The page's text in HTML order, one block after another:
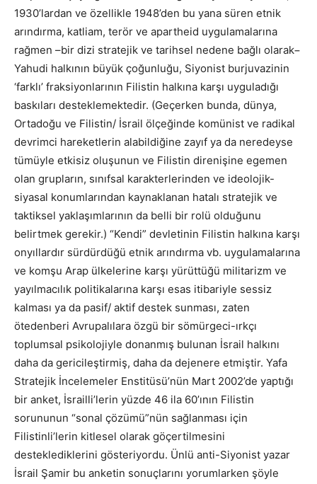
1930’lardan ve özellikle 1948’den bu yana süren etnik
arındırma, katliam, terör ve apartheid uygulamalarına
rağmen –bir dizi stratejik ve tarihsel nedene bağlı olarak−
Yahudi halkının büyük çoğunluğu, Siyonist burjuvazinin
‘farklı’ fraksiyonlarının Filistin halkına karşı uyguladığı
baskıları desteklemektedir. (Geçerken bunda, dünya,
Ortadoğu ve Filistin/ İsrail ölçeğinde komünist ve radikal
devrimci hareketlerin alabildiğine zayıf ya da neredeyse
tümüyle etkisiz oluşunun ve Filistin direnişine egemen
olan grupların, sınıfsal karakterlerinden ve ideolojik-
siyasal konumlarından kaynaklanan hatalı stratejik ve
taktiksel yaklaşımlarının da belli bir rolü olduğunu
belirtmek gerekir.) “Kendi” devletinin Filistin halkına karşı
onyıllardır sürdürdüğü etnik arındırma vb. uygulamalarına
ve komşu Arap ülkelerine karşı yürüttüğü militarizm ve
yayılmacılık politikalarına karşı esas itibariyle sessiz
kalması ya da pasif/ aktif destek sunması, zaten
ötedenberi Avrupalılara özgü bir sömürgeci-ırkçı
toplumsal psikolojiyle donanmış bulunan İsrail halkını
daha da gericileştirmiş, daha da dejenere etmiştir. Yafa
Stratejik İncelemeler Enstitüsü’nün Mart 2002’de yaptığı
bir anket, İsrailli’lerin yüzde 46 ila 60’ının Filistin
sorununun “sonal çözümü”nün sağlanması için
Filistinli’lerin kitlesel olarak göçertilmesini
desteklediklerini gösteriyordu. Ünlü anti-Siyonist yazar
İsrail Şamir bu anketin sonuçlarını yorumlarken şöyle